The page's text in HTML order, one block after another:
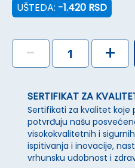
UŠTEDA: -1.420 RSD
- +
SERTIFIKAT ZA
Sertifikati za kvalitet koje
potvrđuju našu
visokokvalitetnih i
ispitivanja i inovacije,
vrhunsku udobnost i